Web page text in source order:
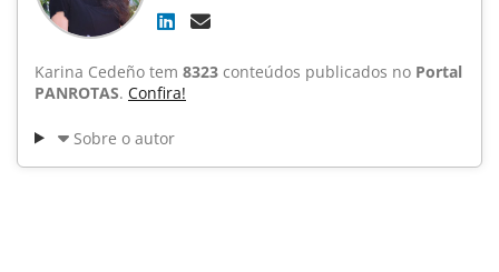
Karina Cedeño tem 8323 conteúdos publicados no Portal
PANROTAS. Confira!
Sobre o autor